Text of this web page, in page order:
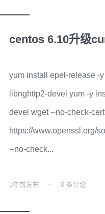
centos 6.10升级
yum install epel-release -
libnghttp2-devel yum -y
devel wget --no-check-
https://www.openssl.org/
--no-check...
3年前发布 0 条评论